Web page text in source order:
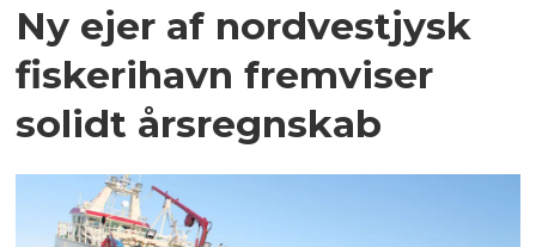
Ny ejer af nordvestjysk
fiskerihavn fremviser
solidt årsregnskab